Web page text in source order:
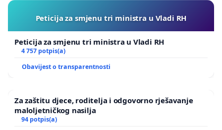
Peticija za smjenu tri ministra u Vladi RH
Peticija za smjenu tri ministra u Vladi RH
4 757 potpis(a)
Obavijest o transparentnosti
Za zaštitu djece, roditelja i odgovorno rješavanje
maloljetničkog nasilja
94 potpis(a)